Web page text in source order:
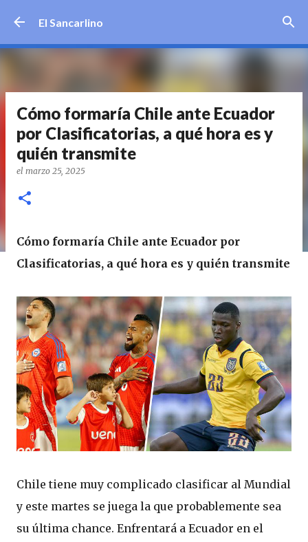
El Sancarlino
Cómo formaría Chile ante Ecuador
por Clasificatorias, a qué hora es y
quién transmite
el marzo 25, 2025
Cómo formaría Chile ante Ecuador por
Clasificatorias, a qué hora es y quién transmite
Chile tiene muy complicado clasificar al Mundial
y este martes se juega la que probablemente sea
su última chance. Enfrentará a Ecuador en el